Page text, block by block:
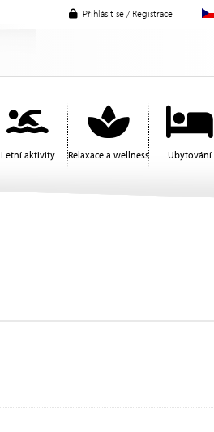
Přihlásit se / Registrace
Letní aktivity Relaxace a wellness Ubytování